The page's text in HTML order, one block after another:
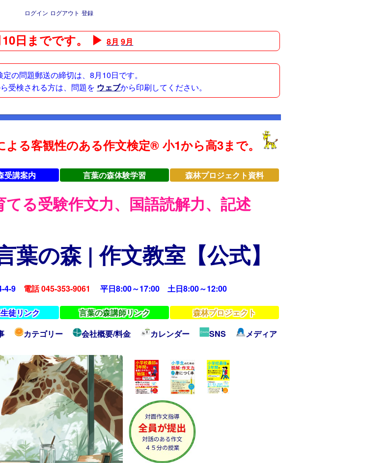
ログイン ログアウト 登録
10日までです。 ▶8月 9月
の問題郵送の締切は、8月10日です。
受検される方は、問題を ウェブから印刷してください。
る客観性のある作文検定® 小1から高3まで。
受講案内 言葉の森体験学習 森林プロジェクト資料
る受験作文力、国語読解力、記述
葉の森 | 作文教室【公式】
4-9 電話 045-353-9061 平日8:00～17:00 土日8:00～12:00
徒リンク 言葉の森講師リンク
森林プロジェクト
カテゴリー 会社概要/料金 カレンダー SNS メディア